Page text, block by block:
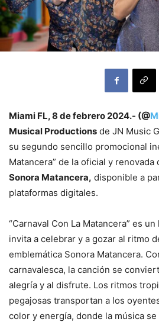
Miami FL, 8 de febrero 2024.- (@
Musical Productions de JN Music
su segundo sencillo promocional
Matancera” de la oficial y renovada
Sonora Matancera, disponible a
plataformas digitales.
“Carnaval Con La Matancera” es
invita a celebrar y a gozar al ritmo
emblemática Sonora Matancera.
carnavalesca, la canción se
alegría y al disfrute. Los ritmos
pegajosas transportan a los
color y energía, donde la música